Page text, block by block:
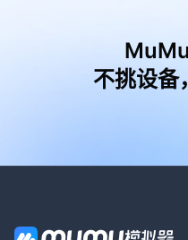
MuMu
不挑设备